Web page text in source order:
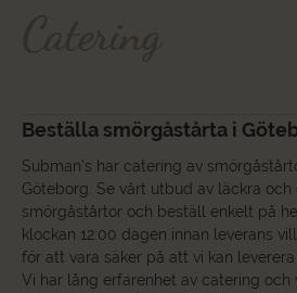
Beställa smörgåstårta i
Subman’s har catering av
Göteborg. Se vårt utbud av läckra och
smörgåstårtor och beställ enkelt på
klockan 12:00 dagen innan leverans
för att vara säker på att vi kan
Vi har lång erfarenhet av catering och